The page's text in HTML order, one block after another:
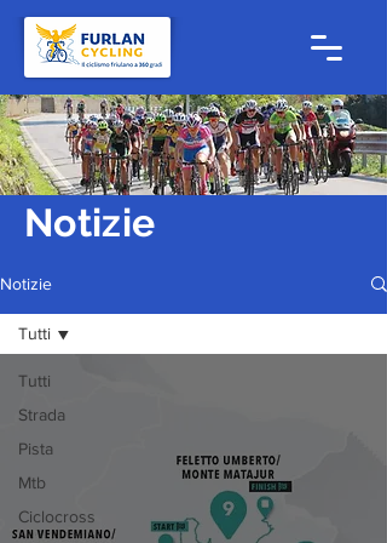
Notizie
Notizie
Tutti
Strada
Pista
Mtb
Ciclocross
Tutti